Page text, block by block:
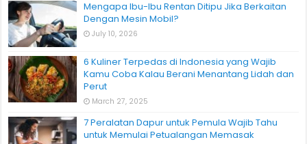
Mengapa Ibu-Ibu Rentan Ditipu Jika Berkaitan
Dengan Mesin Mobil?
July 10, 2026
6 Kuliner Terpedas di Indonesia yang Wajib
Kamu Coba Kalau Berani Menantang Lidah dan
Perut
March 27, 2025
7 Peralatan Dapur untuk Pemula Wajib Tahu
untuk Memulai Petualangan Memasak